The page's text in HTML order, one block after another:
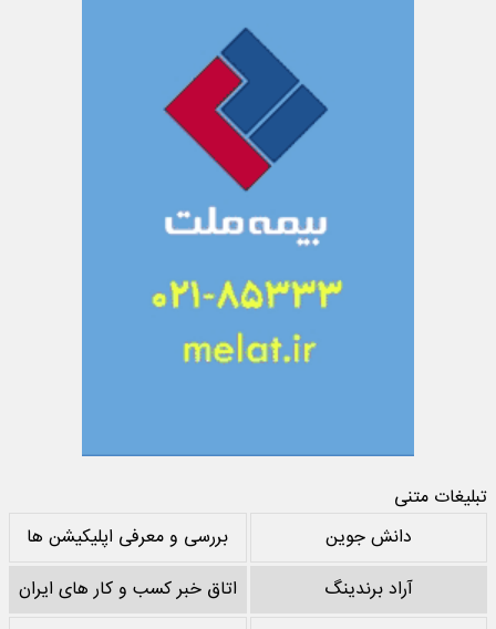
تبلیغات متنی
دانش جوین
بررسی و معرفی اپلیکیشن ها
آراد برندینگ
اتاق خبر کسب و کار های ایران